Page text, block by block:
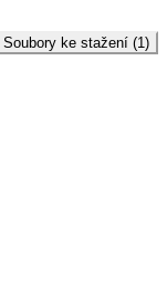
Soubory ke stažení (1)